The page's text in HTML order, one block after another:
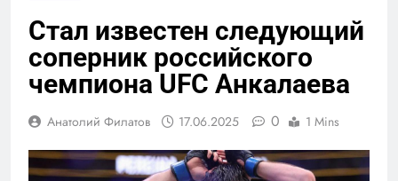
Стал известен следующий
соперник российского
чемпиона UFC Анкалаева
Анатолий Филатов 17.06.2025 0 1 Mins